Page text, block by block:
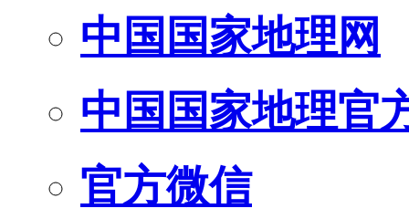
中国国家地理网
中国国家地理官
官方微信